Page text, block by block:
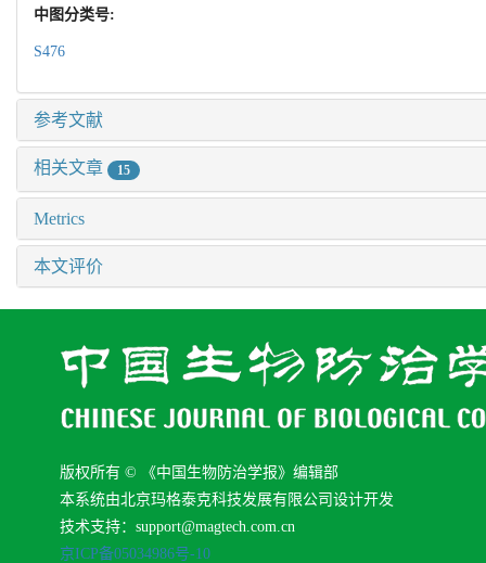
中图分类号:
S476
参考文献
相关文章 15
Metrics
本文评价
版权所有 © 《中国生物防治学报》编辑部
本系统由北京玛格泰克科技发展有限公司设计开发
技术支持：support@magtech.com.cn
京ICP备05034986号-10